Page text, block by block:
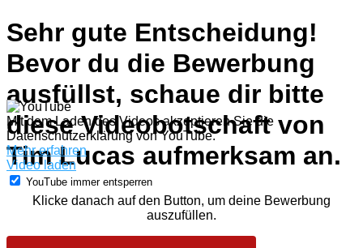
Sehr gute Entscheidung!
Bevor du die Bewerbung
ausfüllst, schaue dir bitte
diese Videobotschaft von
Tim Lucas aufmerksam an.
Mit dem Laden des Videos akzeptieren Sie die
Datenschutzerklärung von YouTube.
Mehr erfahren
Video laden
YouTube immer entsperren
Klicke danach auf den Button, um deine Bewerbung
auszufüllen.